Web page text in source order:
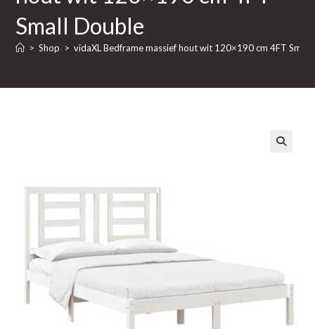
Small Double
> Shop > vidaXL Bedframe massief hout wit 120×190 cm 4FT Small